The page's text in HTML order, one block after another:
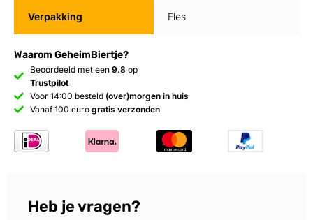
Waarom GeheimBiertje?
Beoordeeld met een 9.8 op
Trustpilot
Voor 14:00 besteld (over)morgen in huis
Vanaf 100 euro gratis verzonden
Verpakking Fles
Heb je vragen?